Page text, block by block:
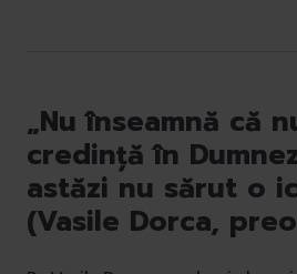
„Nu înseamnă că
credință în
astăzi nu sărut o
(Vasile Dorca,